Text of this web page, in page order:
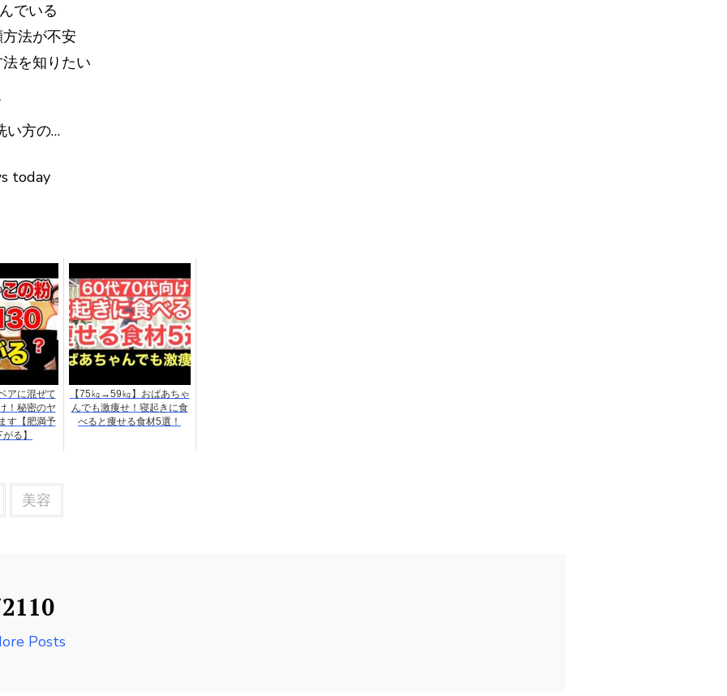
でいる
法が不安
を知りたい
い方の…
today
アに混ぜて
！秘密のヤ
す【肥満予
る】
【75㎏→59㎏】おばあちゃ
んでも激痩せ！寝起きに食
べると痩せる食材5選！
美容
Posts